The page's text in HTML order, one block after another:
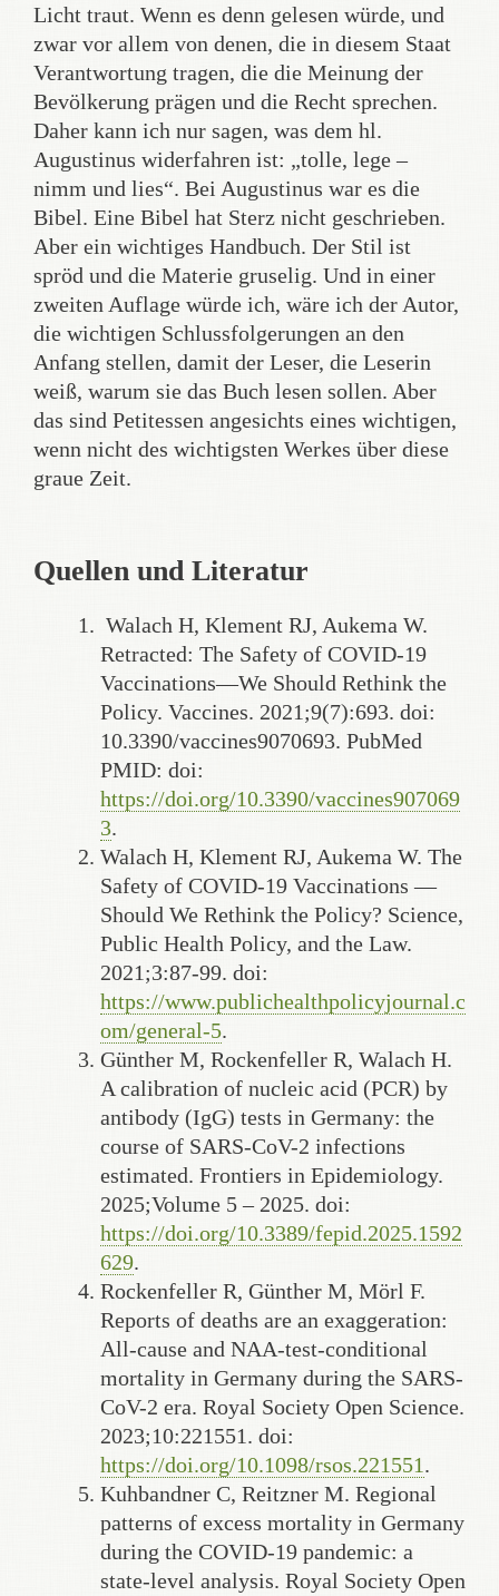
Licht traut. Wenn es denn gelesen würde, und
zwar vor allem von denen, die in diesem Staat
Verantwortung tragen, die die Meinung der
Bevölkerung prägen und die Recht sprechen.
Daher kann ich nur sagen, was dem hl.
Augustinus widerfahren ist: „tolle, lege –
nimm und lies“. Bei Augustinus war es die
Bibel. Eine Bibel hat Sterz nicht geschrieben.
Aber ein wichtiges Handbuch. Der Stil ist
spröd und die Materie gruselig. Und in einer
zweiten Auflage würde ich, wäre ich der Autor,
die wichtigen Schlussfolgerungen an den
Anfang stellen, damit der Leser, die Leserin
weiß, warum sie das Buch lesen sollen. Aber
das sind Petitessen angesichts eines wichtigen,
wenn nicht des wichtigsten Werkes über diese
graue Zeit.
Quellen und Literatur
Walach H, Klement RJ, Aukema W.
Retracted: The Safety of COVID-19
Vaccinations—We Should Rethink the
Policy. Vaccines. 2021;9(7):693. doi:
10.3390/vaccines9070693. PubMed
PMID: doi:
https://doi.org/10.3390/vaccines907069
3.
Walach H, Klement RJ, Aukema W. The
Safety of COVID-19 Vaccinations —
Should We Rethink the Policy? Science,
Public Health Policy, and the Law.
2021;3:87-99. doi:
https://www.publichealthpolicyjournal.c
om/general-5.
Günther M, Rockenfeller R, Walach H.
A calibration of nucleic acid (PCR) by
antibody (IgG) tests in Germany: the
course of SARS-CoV-2 infections
estimated. Frontiers in Epidemiology.
2025;Volume 5 – 2025. doi:
https://doi.org/10.3389/fepid.2025.1592
629.
Rockenfeller R, Günther M, Mörl F.
Reports of deaths are an exaggeration:
All-cause and NAA-test-conditional
mortality in Germany during the SARS-
CoV-2 era. Royal Society Open Science.
2023;10:221551. doi:
https://doi.org/10.1098/rsos.221551.
Kuhbandner C, Reitzner M. Regional
patterns of excess mortality in Germany
during the COVID-19 pandemic: a
state-level analysis. Royal Society Open